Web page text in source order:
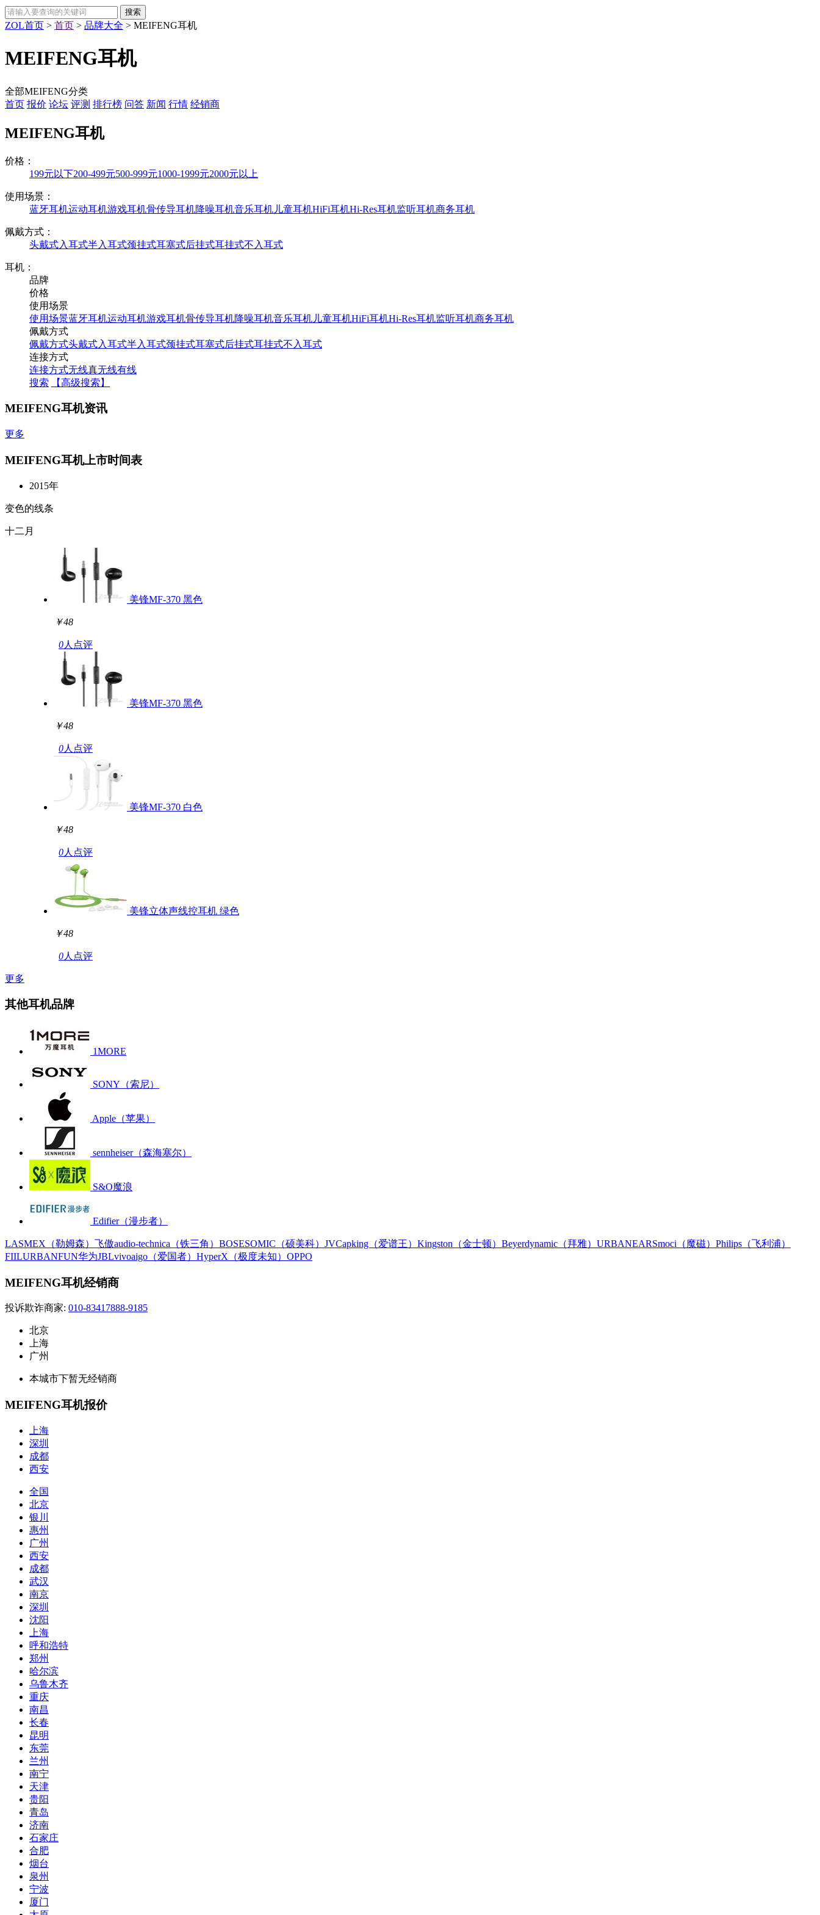
ZOL首页 > 首页 > 品牌大全 > MEIFENG耳机
MEIFENG耳机
全部MEIFENG分类
首页 报价 论坛 评测 排行榜 问答 新闻 行情 经销商
MEIFENG耳机
价格：
199元以下200-499元500-999元1000-1999元2000元以上
使用场景：
蓝牙耳机运动耳机游戏耳机骨传导耳机降噪耳机音乐耳机 儿童耳机HiFi耳机Hi-Res耳机监听耳机商务耳机
佩戴方式：
头戴式入耳式半入耳式颈挂式耳塞式后挂式耳挂式不入耳式
耳机：
品牌
价格
使用场景
使用场景蓝牙耳机运动耳机游戏耳机骨传导耳机降噪耳机音乐耳机 儿童耳机HiFi耳机Hi-Res耳机监听耳机商务耳机
佩戴方式
佩戴方式头戴式入耳式半入耳式颈挂式耳塞式后挂式耳挂式不入耳式
连接方式
连接方式无线真无线有线
搜索
【高级搜索】
MEIFENG耳机资讯
更多
MEIFENG耳机上市时间表
2015年
变色的线条
十二月
美锋MF-370 黑色
￥48
0人点评
美锋MF-370 黑色
￥48
0人点评
美锋MF-370 白色
￥48
0人点评
美锋立体声线控耳机 绿色
￥48
0人点评
更多
其他耳机品牌
1MORE
SONY（索尼）
Apple（苹果）
sennheiser（森海塞尔）
S&O魔浪
Edifier（漫步者）
LASMEX（勒姆森） 飞傲audio-technica（铁三角） BOSESOMIC（硕美科） JVCapking（爱谱王） Kingston（金士顿） Beyerdynamic（拜雅） URBANEARSmoci（魔磁） Philips（飞利浦）
FIILURBANFUN华为JBLvivoaigo（爱国者） HyperX（极度未知） OPPO
MEIFENG耳机经销商
投诉欺诈商家: 010-83417888-9185
北京
上海
广州
本城市下暂无经销商
MEIFENG耳机报价
上海
深圳
成都
西安
全国
北京
银川
惠州
广州
西安
成都
武汉
南京
深圳
沈阳
上海
呼和浩特
郑州
哈尔滨
乌鲁木齐
重庆
南昌
长春
昆明
东莞
兰州
南宁
天津
贵阳
青岛
济南
石家庄
合肥
烟台
泉州
宁波
厦门